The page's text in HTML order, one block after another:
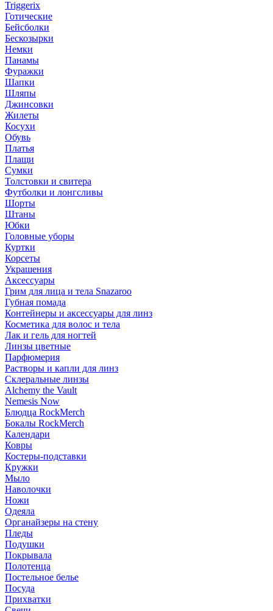
Triggerix
Готические
Бейсболки
Бескозырки
Немки
Панамы
Фуражки
Шапки
Шляпы
Джинсовки
Жилеты
Косухи
Обувь
Платья
Плащи
Сумки
Толстовки и свитера
Футболки и лонгсливы
Шорты
Штаны
Юбки
Головные уборы
Куртки
Корсеты
Украшения
Аксессуары
Грим для лица и тела Snazaroo
Губная помада
Контейнеры и аксессуары для линз
Косметика для волос и тела
Лак и гель для ногтей
Линзы цветные
Парфюмерия
Растворы и капли для линз
Склеральные линзы
Alchemy the Vault
Nemesis Now
Блюдца RockMerch
Бокалы RockMerch
Календари
Ковры
Костеры-подставки
Кружки
Мыло
Наволочки
Ножи
Одеяла
Органайзеры на стену
Пледы
Подушки
Покрывала
Полотенца
Постельное белье
Посуда
Прихватки